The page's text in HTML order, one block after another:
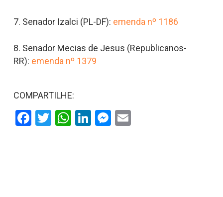
7. Senador Izalci (PL-DF): emenda nº 1186
8. Senador Mecias de Jesus (Republicanos-
RR): emenda nº 1379
COMPARTILHE:
Facebook
Twitter
WhatsApp
LinkedIn
Messenger
Email